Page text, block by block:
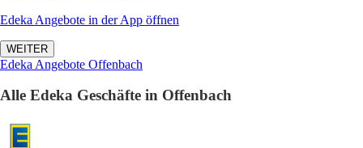
Edeka Angebote in der App öffnen
WEITER
Edeka Angebote Offenbach
Alle Edeka Geschäfte in Offenbach